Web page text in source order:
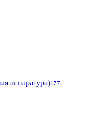
аппаратура)177